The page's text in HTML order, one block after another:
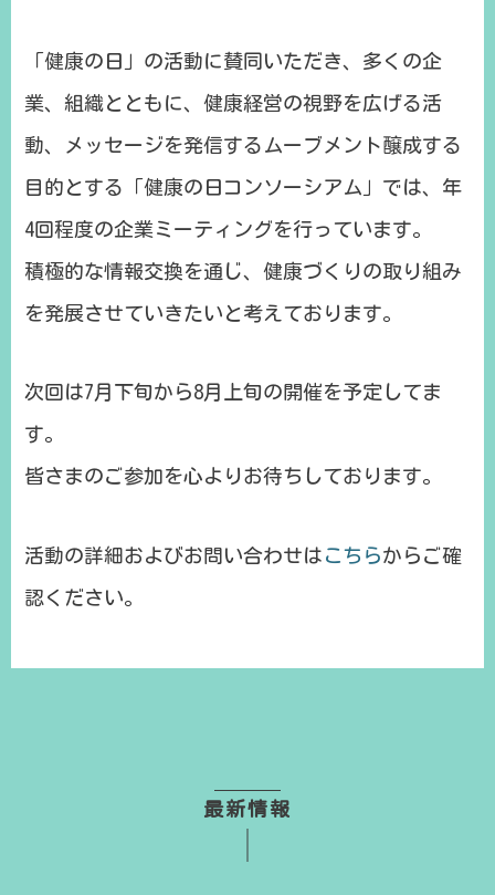
「健康の日」の活動に賛同いただき、多くの企
業、組織とともに、健康経営の視野を広げる活
動、メッセージを発信するムーブメント醸成する
目的とする「健康の日コンソーシアム」では、年
4回程度の企業ミーティングを行っています。
積極的な情報交換を通じ、健康づくりの取り組み
を発展させていきたいと考えております。
次回は7月下旬から8月上旬の開催を予定してま
す。
皆さまのご参加を心よりお待ちしております。
活動の詳細およびお問い合わせは こちらからご確
認ください。
最新情報